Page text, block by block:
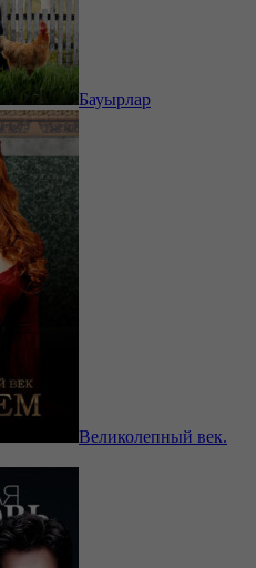
Бауырлар
Великолепный век.